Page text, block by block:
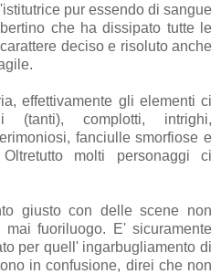
pur essendo di sangue
che ha dissipato tutte le
deciso e risoluto anche
effettivamente gli elementi ci
(tanti), complotti, intrighi,
fanciulle smorfiose e
Oltretutto molti personaggi ci
giusto con delle scene non
fuoriluogo. E' sicuramente
per quell' ingarbugliamento di
in confusione, direi che non